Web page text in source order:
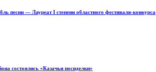
песни — Лауреат I степени областного фестиваля-конкурса
состоялись «Казачьи посиделки»